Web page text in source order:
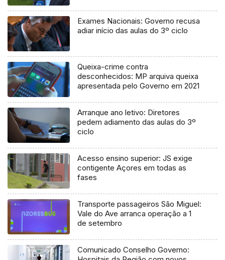
Exames Nacionais: Governo recusa
adiar início das aulas do 3º ciclo
Queixa-crime contra
desconhecidos: MP arquiva queixa
apresentada pelo Governo em 2021
Arranque ano letivo: Diretores
pedem adiamento das aulas do 3º
ciclo
Acesso ensino superior: JS exige
contigente Açores em todas as
fases
Transporte passageiros São Miguel:
Vale do Ave arranca operação a 1
de setembro
Comunicado Conselho Governo: